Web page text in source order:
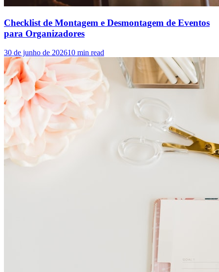
Checklist de Montagem e Desmontagem de Eventos
para Organizadores
30 de junho de 202610 min read